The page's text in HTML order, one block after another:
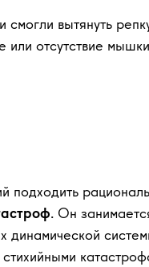
вытянуть
отсутствие
подходить
. Он
динамической